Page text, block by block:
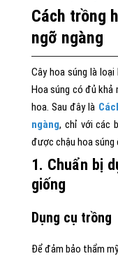
Cách trồng
ngỡ ngàng
Cây hoa súng là
Hoa súng có đủ khả
hoa. Sau đây là
ngàng, chỉ với các
được chậu hoa
1. Chuẩn bị
giống
Dụng cụ trồng
Để đảm bảo thẩm